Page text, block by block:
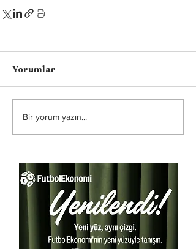
Yorumlar
Bir yorum yazın...